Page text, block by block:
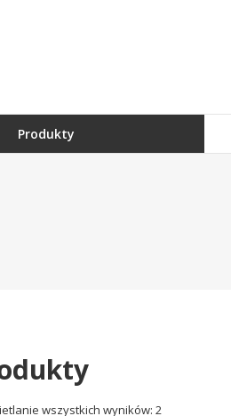
internetowy
Produkty
wszystkich wyników: 2